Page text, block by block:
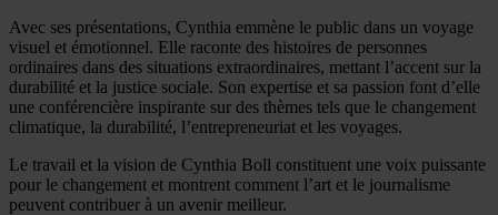
Avec ses présentations, Cynthia emmène le public dans un voyage
visuel et émotionnel. Elle raconte des histoires de personnes
ordinaires dans des situations extraordinaires, mettant l’accent sur la
durabilité et la justice sociale. Son expertise et sa passion font d’elle
une conférencière inspirante sur des thèmes tels que le changement
climatique, la durabilité, l’entrepreneuriat et les voyages.
Le travail et la vision de Cynthia Boll constituent une voix puissante
pour le changement et montrent comment l’art et le journalisme
peuvent contribuer à un avenir meilleur.